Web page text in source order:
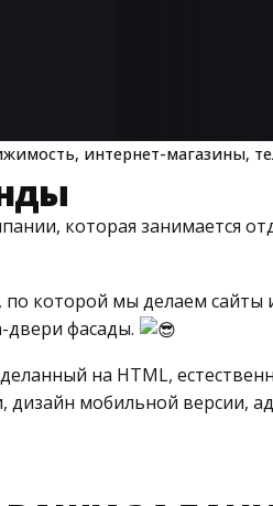
интернет-магазины,
которая занимается
которой мы делаем сайты
двери фасады.
на HTML,
дизайн мобильной версии,